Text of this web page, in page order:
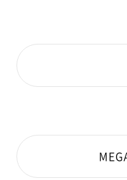
撮影にあたってふと先
このオレンジ/ピンク
どちらが合ってます
暗いカラーも似合う